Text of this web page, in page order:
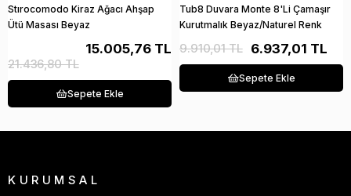
Stırocomodo Kiraz Ağacı Ahşap
Ütü Masası Beyaz
15.005,76 TL
21.436,80 TL
Sepete Ekle
Tub8 Duvara Monte 8'Li Çamaşır
Kurutmalık Beyaz/Naturel Renk
6.937,01 TL
9.910,01 TL
Sepete Ekle
KURUMSAL